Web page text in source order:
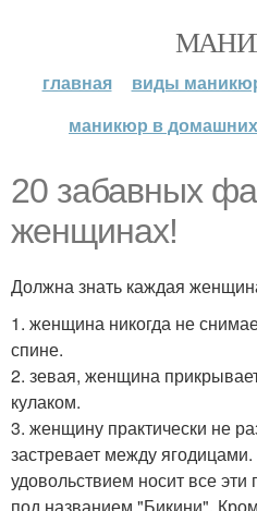
главная виды
маникюр в
20 забавных
женщинах!
Должна знать каждая
1. женщина никогда не
спине.
2. зевая, женщина
кулаком.
3. женщину практически не
застревает между
удовольствием носит все